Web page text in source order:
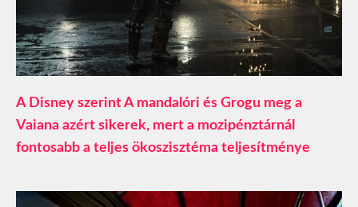
A Disney szerint A mandalóri és Grogu meg a
Vaiana azért sikerek, mert a mozipénztárnál
fontosabb a teljes ökoszisztéma teljesítménye